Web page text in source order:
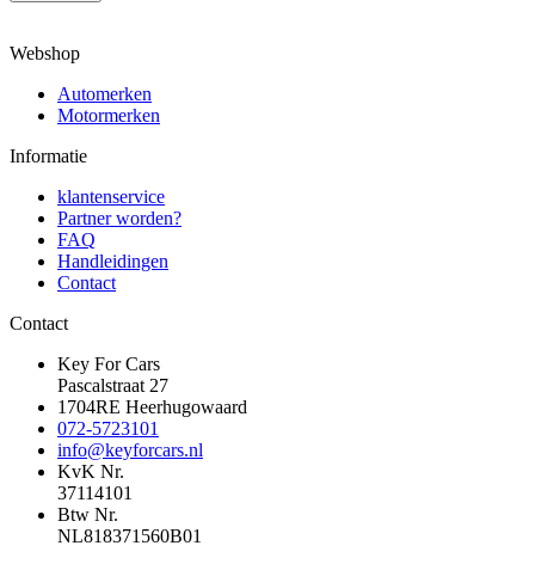
Webshop
Automerken
Motormerken
Informatie
klantenservice
Partner worden?
FAQ
Handleidingen
Contact
Contact
Key For Cars
Pascalstraat 27
1704RE Heerhugowaard
072-5723101
info@keyforcars.nl
KvK Nr.
37114101
Btw Nr.
NL818371560B01